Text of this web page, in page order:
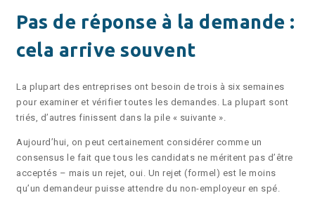
Pas de réponse à la demande :
cela arrive souvent
La plupart des entreprises ont besoin de trois à six semaines
pour examiner et vérifier toutes les demandes. La plupart sont
triés, d’autres finissent dans la pile « suivante ».
Aujourd’hui, on peut certainement considérer comme un
consensus le fait que tous les candidats ne méritent pas d’être
acceptés – mais un rejet, oui. Un rejet (formel) est le moins
qu’un demandeur puisse attendre du non-employeur en spé.